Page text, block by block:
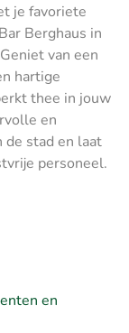
je favoriete
Berghaus in
van een
hartige
thee in jouw
en
de stad en laat
personeel.
en